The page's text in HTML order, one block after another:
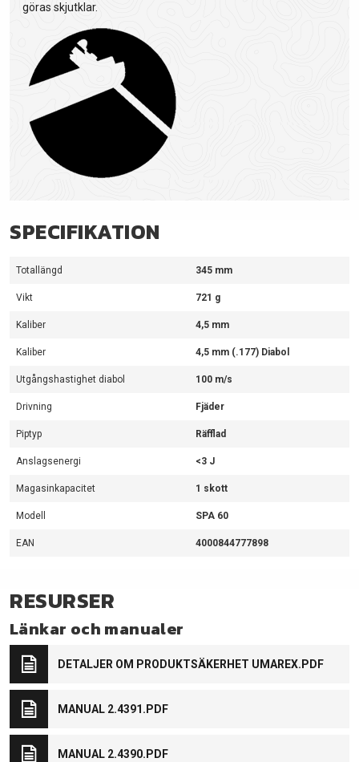
göras skjutklar.
SPECIFIKATION
Totallängd 345 mm
Vikt 721 g
Kaliber 4,5 mm
Kaliber 4,5 mm (.177) Diabol
Utgångshastighet diabol 100 m/s
Drivning Fjäder
Piptyp Räfflad
Anslagsenergi <3 J
Magasinkapacitet 1 skott
Modell SPA 60
EAN 4000844777898
RESURSER
Länkar och manualer
DETALJER OM PRODUKTSÄKERHET UMAREX.PDF
MANUAL 2.4391.PDF
MANUAL 2.4390.PDF